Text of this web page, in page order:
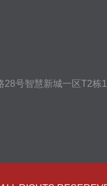
28号智慧新城一区T2栋